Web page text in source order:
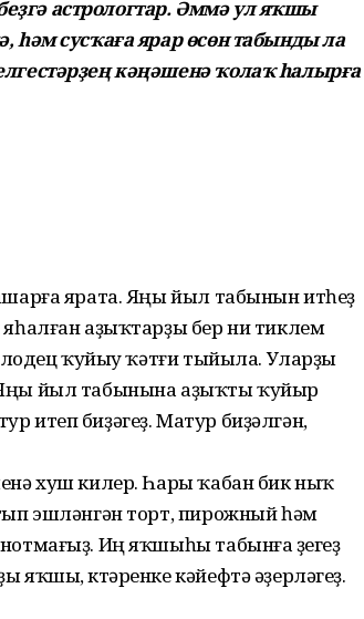
астрологтар. Әммә ул яҡшы
һәм сусҡаға ярар өсөн табынды ла
кәңәшенә ҡолаҡ һалырға
ярата. Яңы йыл табынын итһеҙ
аҙыҡтарҙы бер ни тиклем
ҡуйыу ҡәтғи тыйыла. Уларҙы
йыл табынына аҙыҡты ҡуйыр
итеп биҙәгеҙ. Матур биҙәлгән,
хуш килер. Һары ҡабан бик ныҡ
эшләнгән торт, пирожный һәм
Иң яҡшыһы табынға үҙегеҙ
яҡшы, күтәренке кәйефтә әҙерләгеҙ.